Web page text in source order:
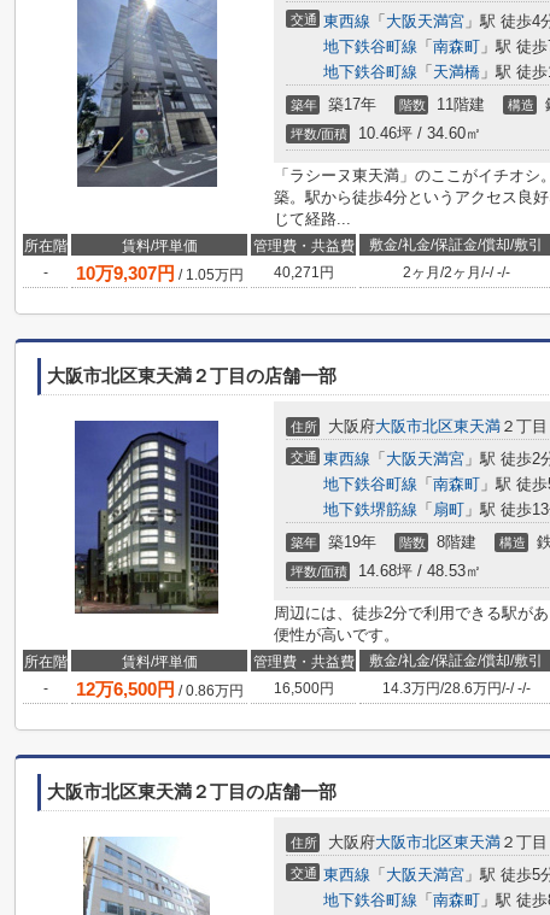
交通 東西線 「 大阪天満宮 」駅 徒歩4
地下鉄谷町線 「 南森町 」駅 徒
地下鉄谷町線 「 天満橋 」駅 徒
築年 築17年 階数 11階建 構造
坪数/面積 10.46坪 / 34.60㎡
「ラシーヌ東天満」のここがイチオ
築。駅から徒歩4分というアクセス良
じて経路...
所在階 賃料/坪単価 管理費・共益費 敷金/礼金/保証金/償却/敷引
-
10万9,307円 / 1.05万円 40,271円 2ヶ月 /2ヶ月 /-/-/-
大阪市北区東天満２丁目の店舗一部
住所 大阪府大阪市北区東天満 ２丁目
交通 東西線 「 大阪天満宮 」駅 徒歩2
地下鉄谷町線 「 南森町 」駅 徒
地下鉄堺筋線 「 扇町 」駅 徒歩
築年 築19年 階数 8階建 構造
坪数/面積 14.68坪 / 48.53㎡
周辺には、徒歩2分で利用できる駅が
便性が高いです。
所在階 賃料/坪単価 管理費・共益費 敷金/礼金/保証金/償却/敷引
-
12万6,500円 /0.86万円 16,500円 14.3万円/28.6万円/-/-/-
大阪市北区東天満２丁目の店舗一部
住所 大阪府大阪市北区東天満 ２丁目
交通 東西線 「 大阪天満宮 」駅 徒歩5
地下鉄谷町線 「 南森町 」駅 徒